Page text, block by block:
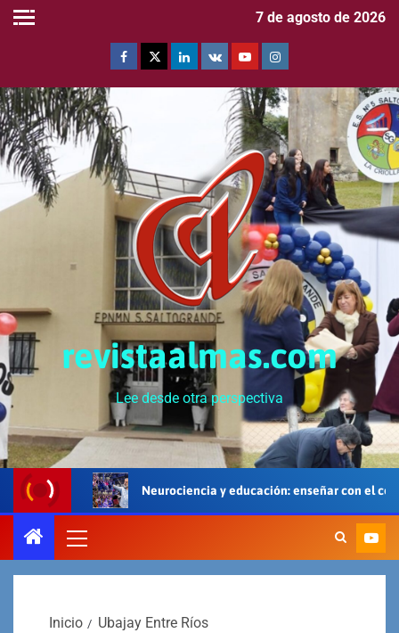
7 de agosto de 2026
revistaalmas.com
Lee desde otra perspectiva
Neurociencia y educación: enseñar con el cerebro, el cuerpo y
Inicio Ubajay Entre Ríos